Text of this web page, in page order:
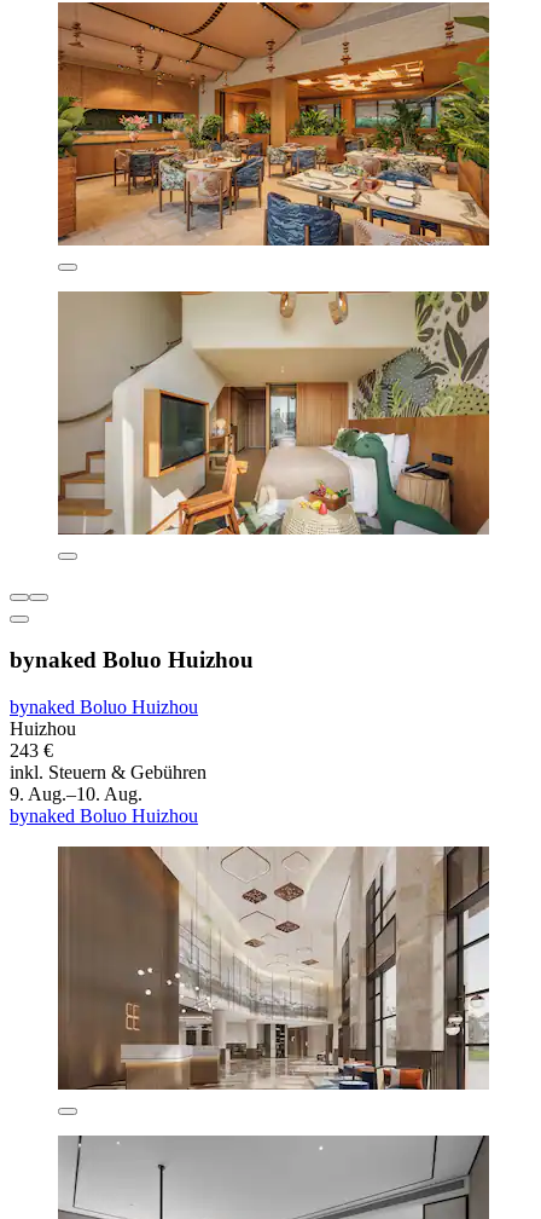
bynaked Boluo Huizhou
bynaked Boluo Huizhou
Huizhou
243 €
inkl. Steuern & Gebühren
9. Aug.–10. Aug.
bynaked Boluo Huizhou